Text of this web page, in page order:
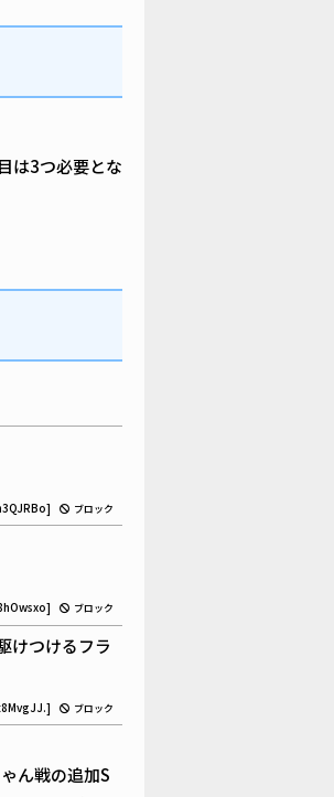
は3つ必要とな
ブロック
ブロック
けつけるフラ
ブロック
ん戦の追加S